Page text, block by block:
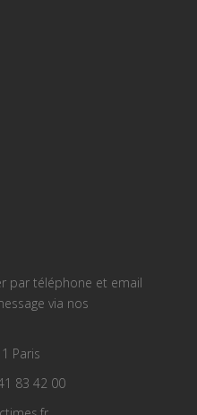
par téléphone et email
via nos
Paris
83 42 00